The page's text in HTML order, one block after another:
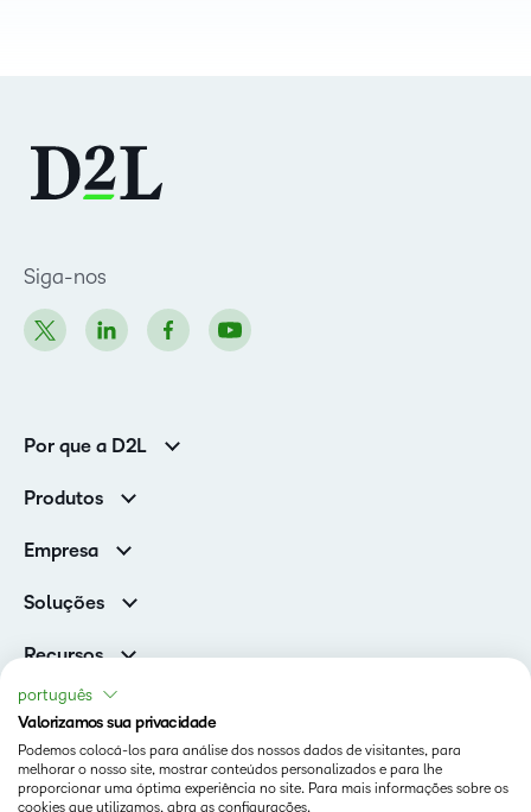
Siga-nos
Por que a D2L
Clientes de associações
Produtos
Serviços e suporte
Nuvem Brightspace
Empresa
Contato e unidades
Notícias
Soluções
Ensino superior
D2L para Empresas
Instituições de capacitação
Serviços de saúde
Recursos
Blog
eBooks e guias
Webinars
Eventos
Status
Termos De Uso Em D2L.com
português
Valorizamos sua privacidade
Podemos colocá-los para análise dos nossos dados de visitantes, para
melhorar o nosso site, mostrar conteúdos personalizados e para lhe
proporcionar uma óptima experiência no site. Para mais informações sobre os
cookies que utilizamos, abra as configurações.